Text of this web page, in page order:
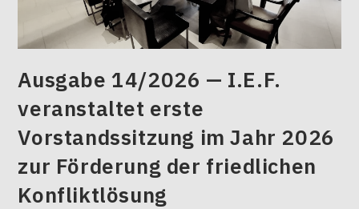
Ausgabe 14/2026 — I.E.F.
veranstaltet erste
Vorstandssitzung im Jahr 2026
zur Förderung der friedlichen
Konfliktlösung